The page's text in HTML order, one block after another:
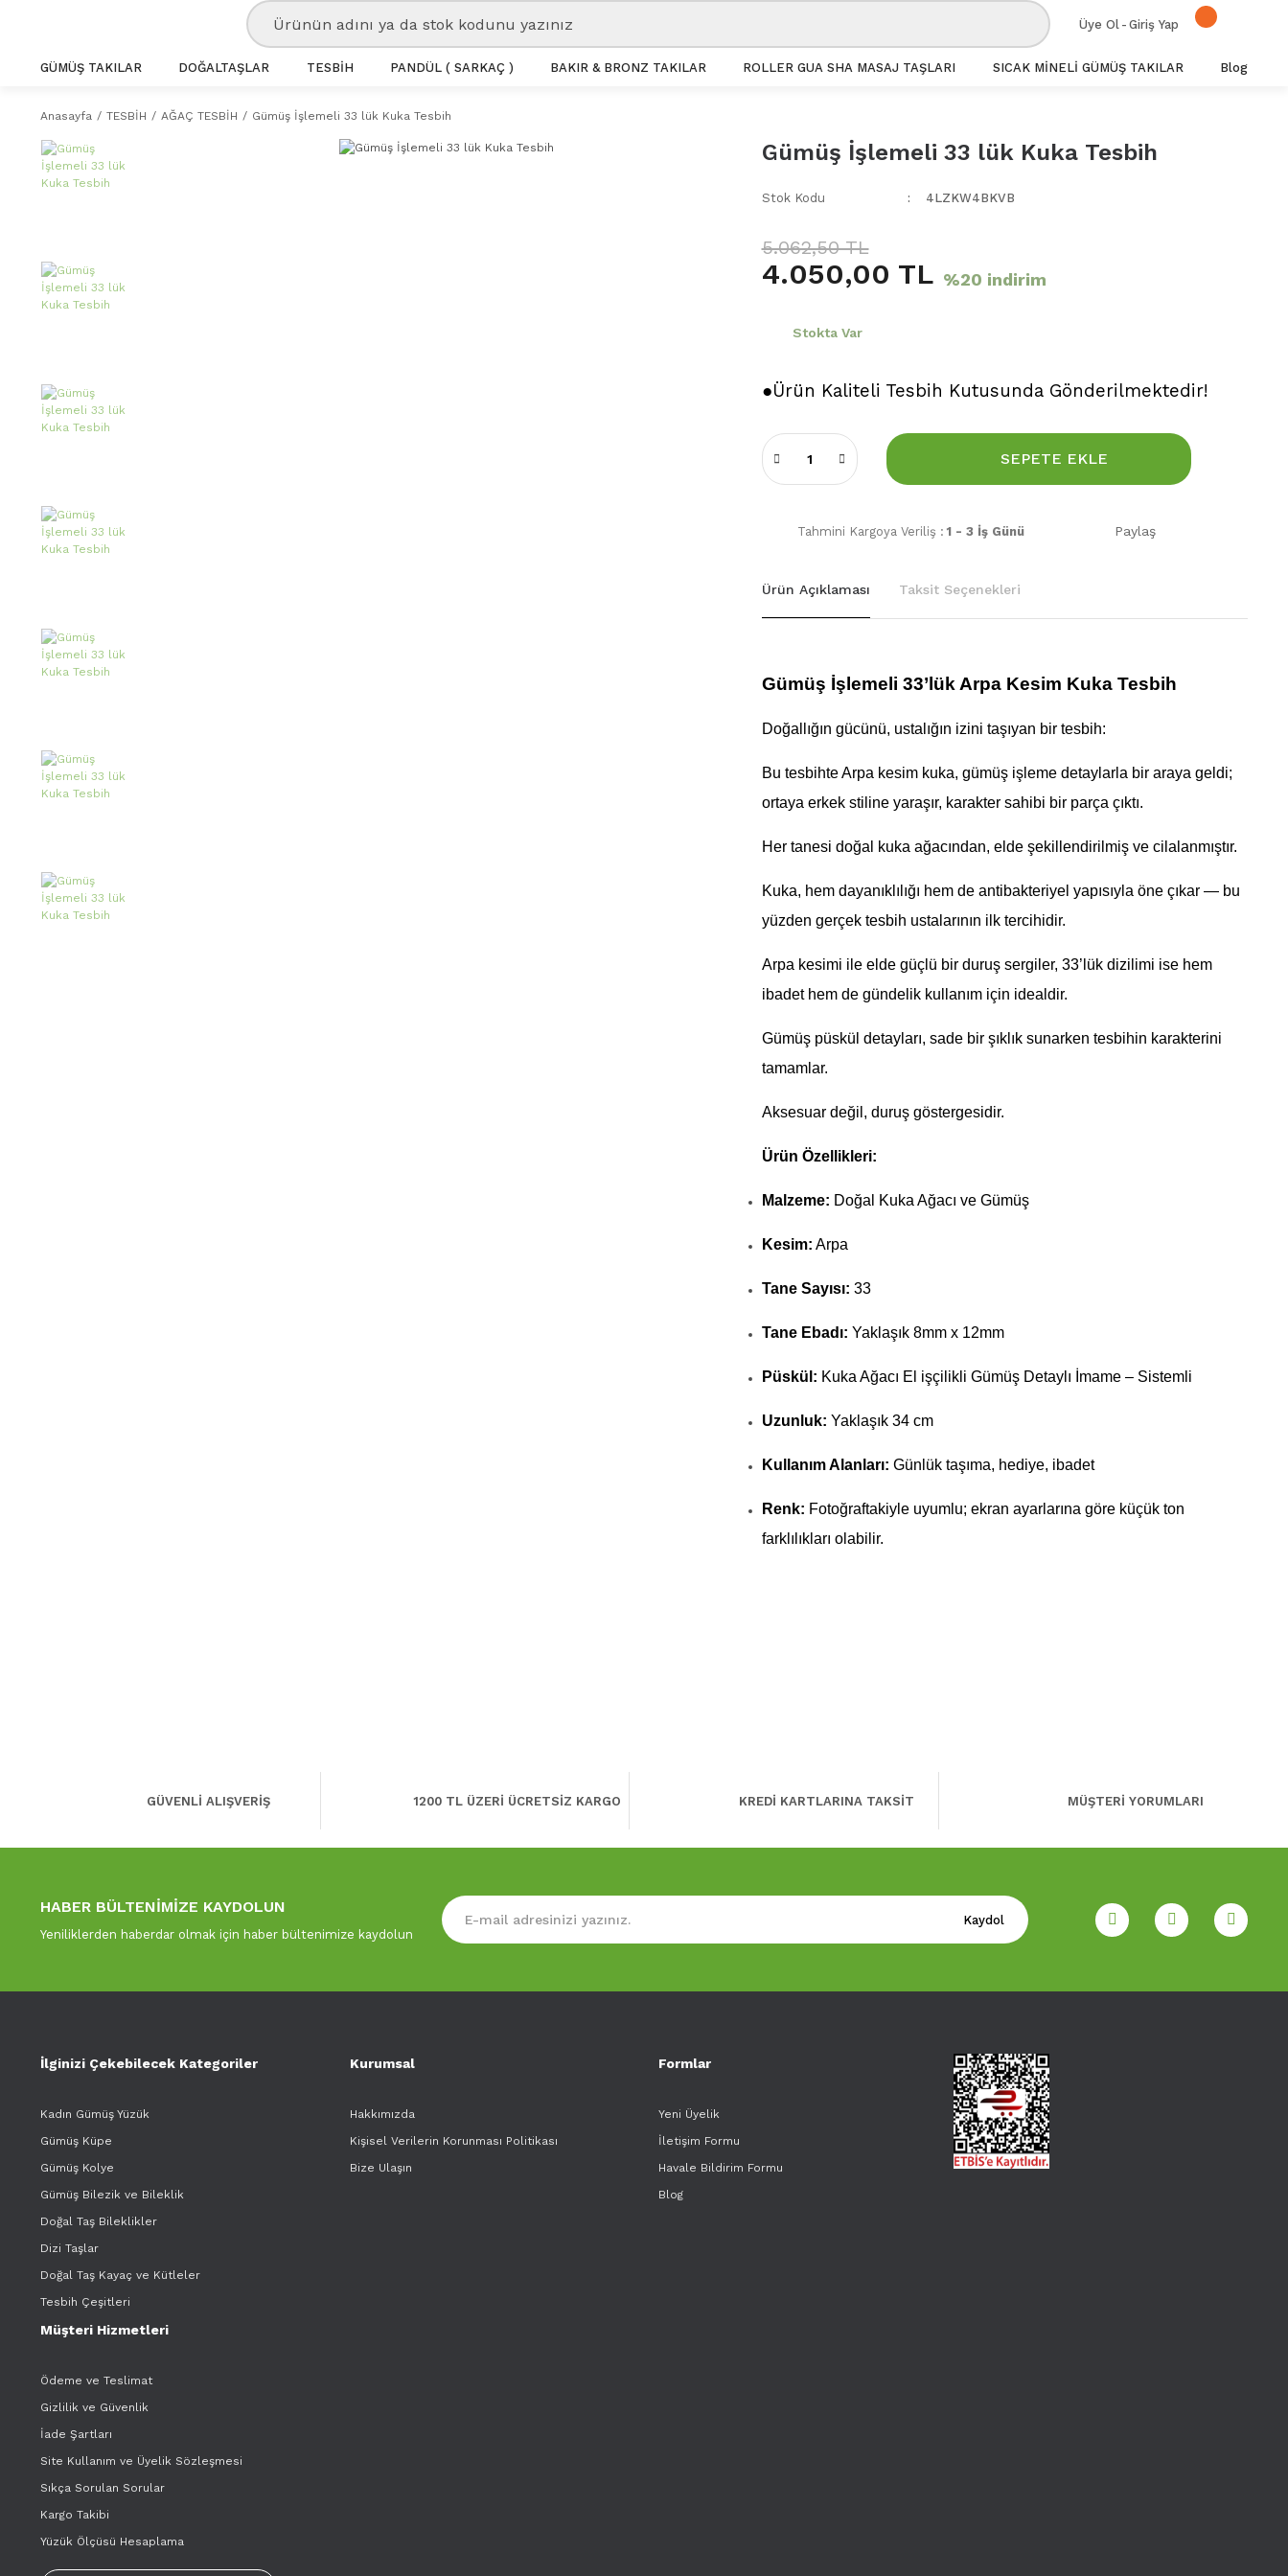
Üye Ol - Giriş Yap
GÜMÜŞ TAKILAR DOĞALTAŞLAR TESBİH PANDÜL ( SARKAÇ ) BAKIR & BRONZ TAKILAR ROLLER GUA SHA MASAJ TAŞLARI SICAK MİNELİ GÜMÜŞ TAKILAR Blog
Anasayfa TESBİH AĞAÇ TESBİH Gümüş İşlemeli 33 lük Kuka Tesbih
Gümüş İşlemeli 33 lük Kuka Tesbih
Stok Kodu 4LZKW4BKVB
5.062,50 TL
4.050,00 TL %20 indirim
Stokta Var
●Ürün Kaliteli Tesbih Kutusunda Gönderilmektedir!
SEPETE EKLE
Tahmini Kargoya Veriliş : 1 - 3 İş Günü Paylaş
Ürün Açıklaması Taksit Seçenekleri
Gümüş İşlemeli 33’lük Arpa Kesim Kuka Tesbih
Doğallığın gücünü, ustalığın izini taşıyan bir tesbih:
Bu tesbihte Arpa kesim kuka, gümüş işleme detaylarla bir araya geldi;
ortaya erkek stiline yaraşır, karakter sahibi bir parça çıktı.
Her tanesi doğal kuka ağacından, elde şekillendirilmiş ve cilalanmıştır.
Kuka, hem dayanıklılığı hem de antibakteriyel yapısıyla öne çıkar — bu
yüzden gerçek tesbih ustalarının ilk tercihidir.
Arpa kesimi ile elde güçlü bir duruş sergiler, 33’lük dizilimi ise hem
ibadet hem de gündelik kullanım için idealdir.
Gümüş püskül detayları, sade bir şıklık sunarken tesbihin karakterini
tamamlar.
Aksesuar değil, duruş göstergesidir.
Ürün Özellikleri:
Malzeme: Doğal Kuka Ağacı ve Gümüş
Kesim: Arpa
Tane Sayısı: 33
Tane Ebadı: Yaklaşık 8mm x 12mm
Püskül: Kuka Ağacı El işçilikli Gümüş Detaylı İmame – Sistemli
Uzunluk: Yaklaşık 34 cm
Kullanım Alanları: Günlük taşıma, hediye, ibadet
Renk: Fotoğraftakiyle uyumlu; ekran ayarlarına göre küçük ton
farklılıkları olabilir.
GÜVENLİ ALIŞVERİŞ 1200 TL ÜZERİ ÜCRETSİZ KARGO KREDİ KARTLARINA TAKSİT MÜŞTERİ YORUMLARI
HABER BÜLTENİMİZE KAYDOLUN
Yeniliklerden haberdar olmak için haber bültenimize kaydolun
Kaydol
İlginizi Çekebilecek Kategoriler
Kadın Gümüş Yüzük
Gümüş Küpe
Gümüş Kolye
Gümüş Bilezik ve Bileklik
Doğal Taş Bileklikler
Dizi Taşlar
Doğal Taş Kayaç ve Kütleler
Tesbih Çeşitleri
Kurumsal
Hakkımızda
Kişisel Verilerin Korunması Politikası
Bize Ulaşın
Formlar
Yeni Üyelik
İletişim Formu
Havale Bildirim Formu
Blog
Müşteri Hizmetleri
Ödeme ve Teslimat
Gizlilik ve Güvenlik
İade Şartları
Site Kullanım ve Üyelik Sözleşmesi
Sıkça Sorulan Sorular
Kargo Takibi
Yüzük Ölçüsü Hesaplama